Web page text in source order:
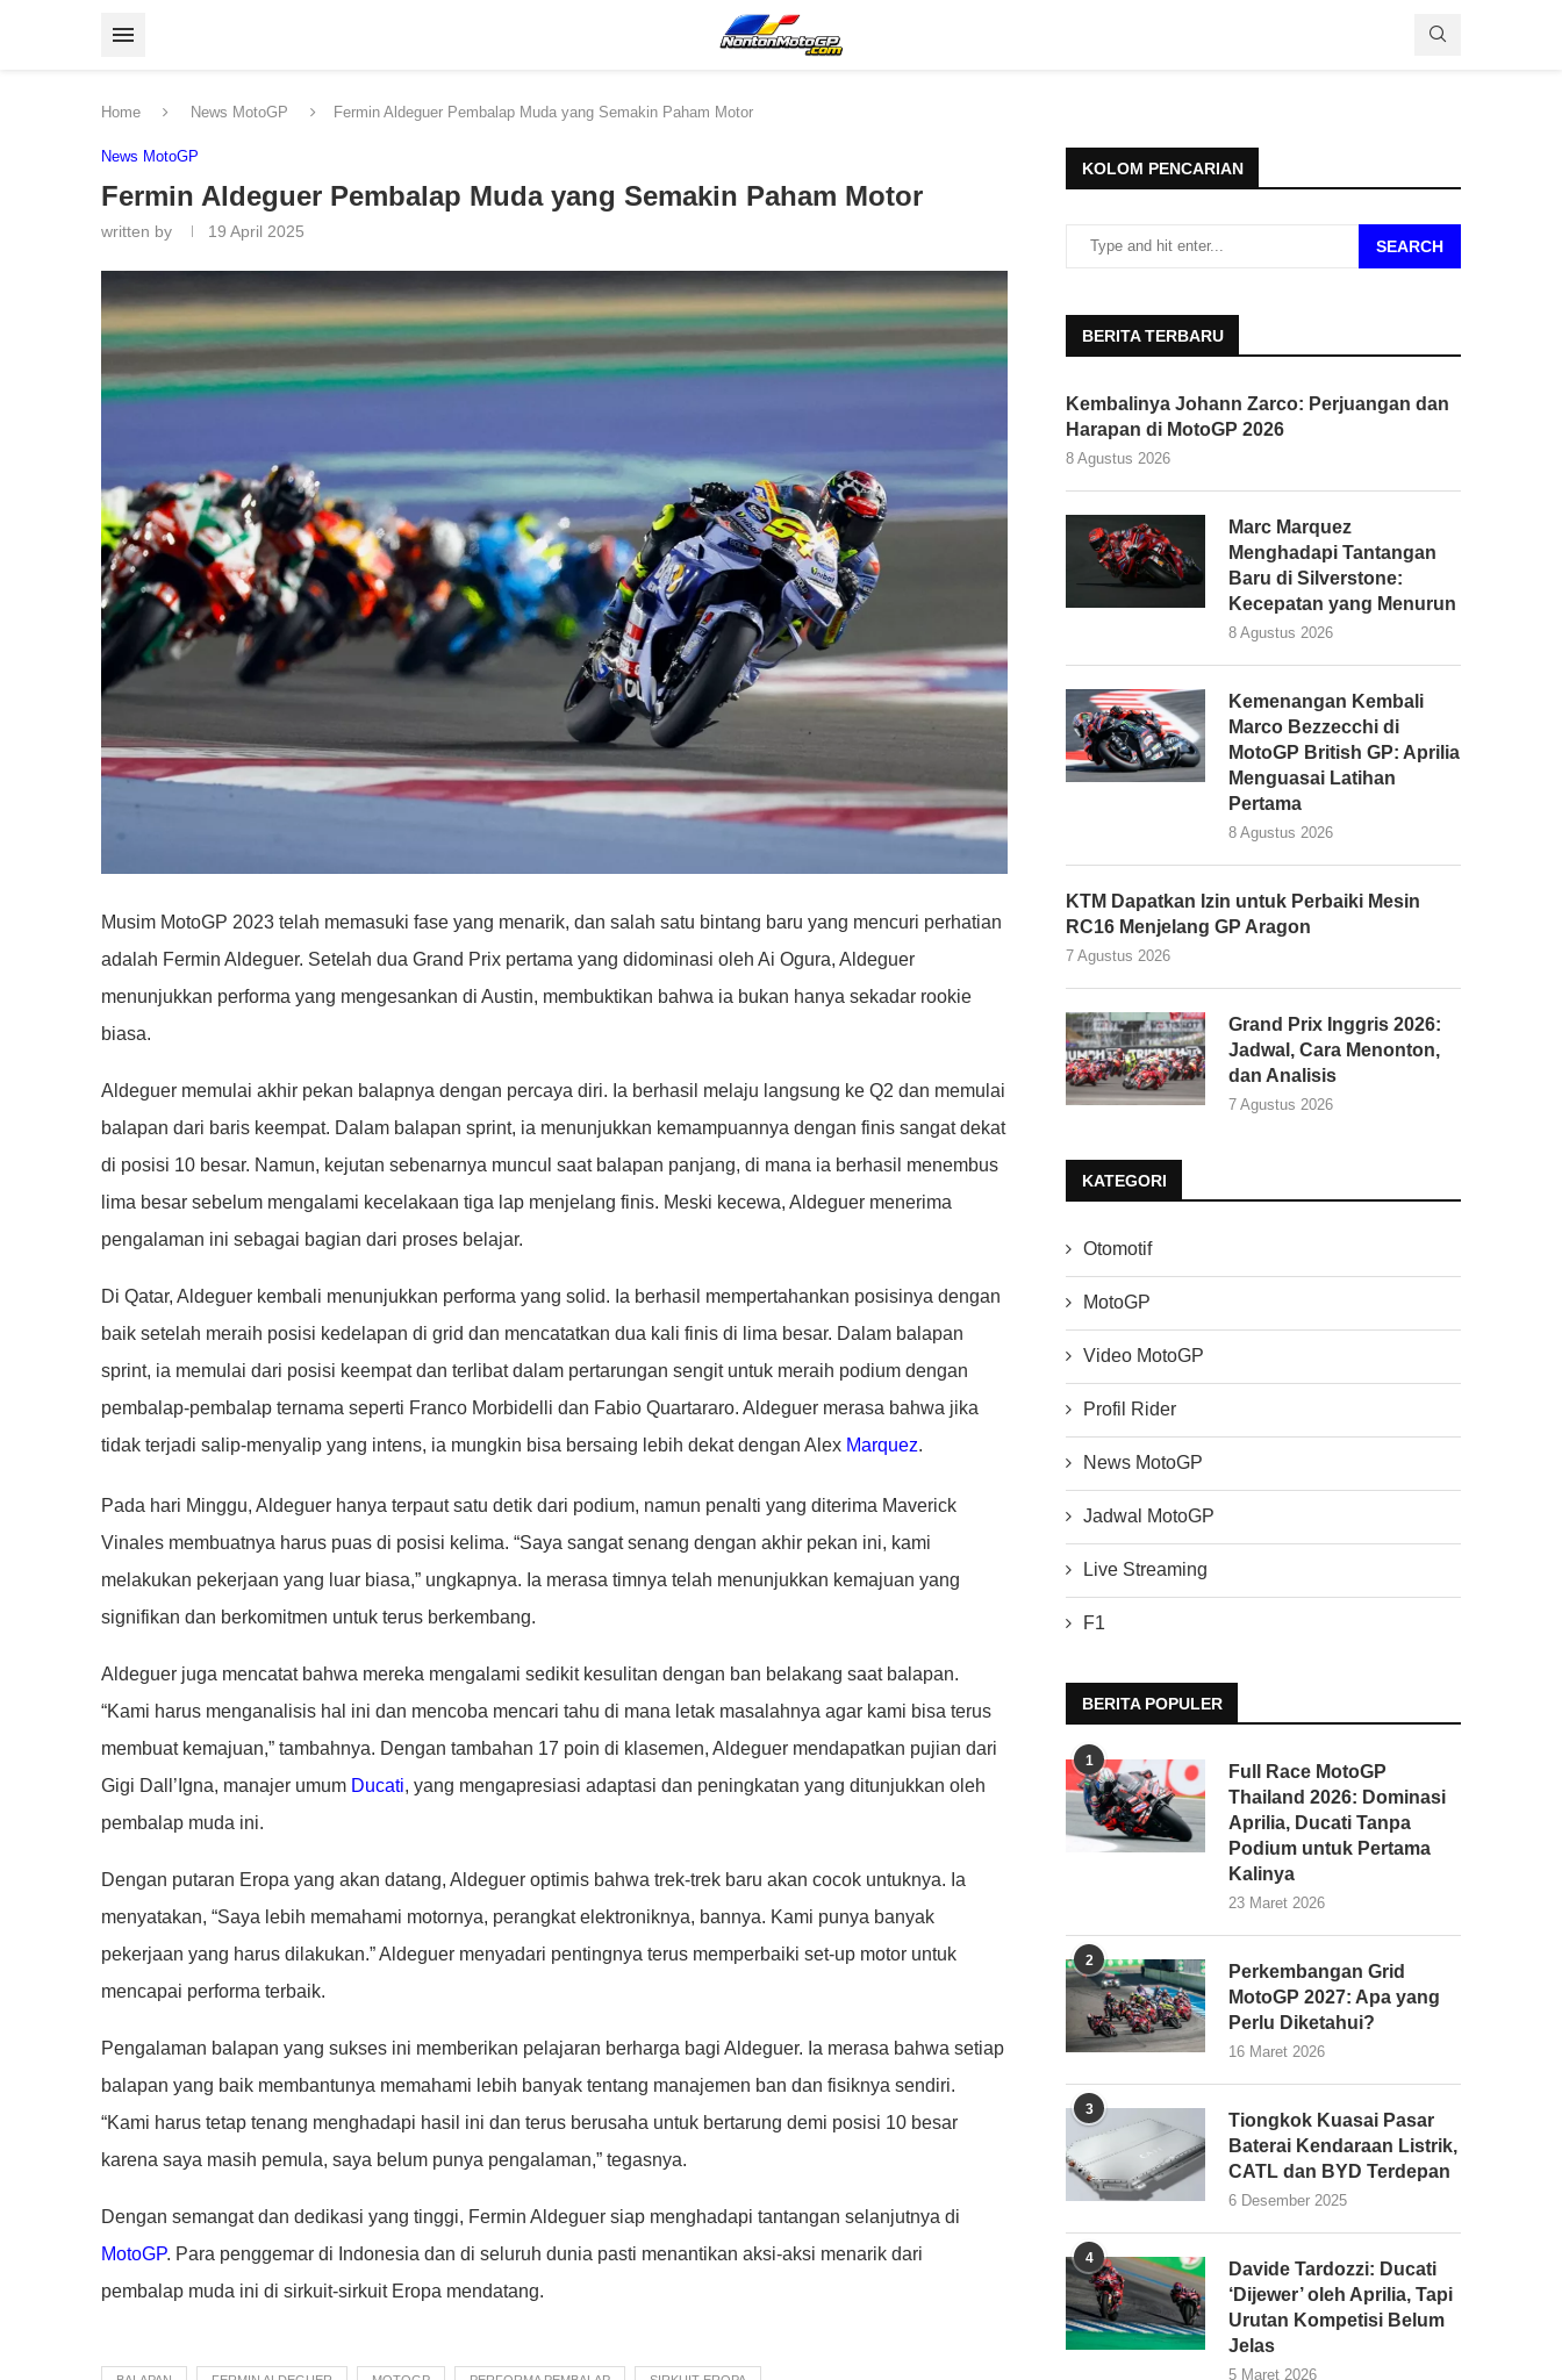
Home News MotoGP Fermin Aldeguer Pembalap Muda yang Semakin Paham Motor
News MotoGP
Fermin Aldeguer Pembalap Muda yang Semakin Paham Motor
written by 19 April 2025
Musim MotoGP 2023 telah memasuki fase yang menarik, dan salah satu bintang baru yang mencuri perhatian
adalah Fermin Aldeguer. Setelah dua Grand Prix pertama yang didominasi oleh Ai Ogura, Aldeguer
menunjukkan performa yang mengesankan di Austin, membuktikan bahwa ia bukan hanya sekadar rookie
biasa.
Aldeguer memulai akhir pekan balapnya dengan percaya diri. Ia berhasil melaju langsung ke Q2 dan memulai
balapan dari baris keempat. Dalam balapan sprint, ia menunjukkan kemampuannya dengan finis sangat dekat
di posisi 10 besar. Namun, kejutan sebenarnya muncul saat balapan panjang, di mana ia berhasil menembus
lima besar sebelum mengalami kecelakaan tiga lap menjelang finis. Meski kecewa, Aldeguer menerima
pengalaman ini sebagai bagian dari proses belajar.
Di Qatar, Aldeguer kembali menunjukkan performa yang solid. Ia berhasil mempertahankan posisinya dengan
baik setelah meraih posisi kedelapan di grid dan mencatatkan dua kali finis di lima besar. Dalam balapan
sprint, ia memulai dari posisi keempat dan terlibat dalam pertarungan sengit untuk meraih podium dengan
pembalap-pembalap ternama seperti Franco Morbidelli dan Fabio Quartararo. Aldeguer merasa bahwa jika
tidak terjadi salip-menyalip yang intens, ia mungkin bisa bersaing lebih dekat dengan Alex Marquez.
Pada hari Minggu, Aldeguer hanya terpaut satu detik dari podium, namun penalti yang diterima Maverick
Vinales membuatnya harus puas di posisi kelima. “Saya sangat senang dengan akhir pekan ini, kami
melakukan pekerjaan yang luar biasa,” ungkapnya. Ia merasa timnya telah menunjukkan kemajuan yang
signifikan dan berkomitmen untuk terus berkembang.
Aldeguer juga mencatat bahwa mereka mengalami sedikit kesulitan dengan ban belakang saat balapan.
“Kami harus menganalisis hal ini dan mencoba mencari tahu di mana letak masalahnya agar kami bisa terus
membuat kemajuan,” tambahnya. Dengan tambahan 17 poin di klasemen, Aldeguer mendapatkan pujian dari
Gigi Dall’Igna, manajer umum Ducati, yang mengapresiasi adaptasi dan peningkatan yang ditunjukkan oleh
pembalap muda ini.
Dengan putaran Eropa yang akan datang, Aldeguer optimis bahwa trek-trek baru akan cocok untuknya. Ia
menyatakan, “Saya lebih memahami motornya, perangkat elektroniknya, bannya. Kami punya banyak
pekerjaan yang harus dilakukan.” Aldeguer menyadari pentingnya terus memperbaiki set-up motor untuk
mencapai performa terbaik.
Pengalaman balapan yang sukses ini memberikan pelajaran berharga bagi Aldeguer. Ia merasa bahwa setiap
balapan yang baik membantunya memahami lebih banyak tentang manajemen ban dan fisiknya sendiri.
“Kami harus tetap tenang menghadapi hasil ini dan terus berusaha untuk bertarung demi posisi 10 besar
karena saya masih pemula, saya belum punya pengalaman,” tegasnya.
Dengan semangat dan dedikasi yang tinggi, Fermin Aldeguer siap menghadapi tantangan selanjutnya di
MotoGP. Para penggemar di Indonesia dan di seluruh dunia pasti menantikan aksi-aksi menarik dari
pembalap muda ini di sirkuit-sirkuit Eropa mendatang.
KOLOM PENCARIAN
SEARCH
BERITA TERBARU
Kembalinya Johann Zarco: Perjuangan dan
Harapan di MotoGP 2026
8 Agustus 2026
Marc Marquez
Menghadapi Tantangan
Baru di Silverstone:
Kecepatan yang Menurun
8 Agustus 2026
Kemenangan Kembali
Marco Bezzecchi di
MotoGP British GP: Aprilia
Menguasai Latihan
Pertama
8 Agustus 2026
KTM Dapatkan Izin untuk Perbaiki Mesin
RC16 Menjelang GP Aragon
7 Agustus 2026
Grand Prix Inggris 2026:
Jadwal, Cara Menonton,
dan Analisis
7 Agustus 2026
KATEGORI
Otomotif
MotoGP
Video MotoGP
Profil Rider
News MotoGP
Jadwal MotoGP
Live Streaming
F1
BERITA POPULER
1
Full Race MotoGP
Thailand 2026: Dominasi
Aprilia, Ducati Tanpa
Podium untuk Pertama
Kalinya
23 Maret 2026
2
Perkembangan Grid
MotoGP 2027: Apa yang
Perlu Diketahui?
16 Maret 2026
3
Tiongkok Kuasai Pasar
Baterai Kendaraan Listrik,
CATL dan BYD Terdepan
6 Desember 2025
4
Davide Tardozzi: Ducati
‘Dijewer’ oleh Aprilia, Tapi
Urutan Kompetisi Belum
Jelas
5 Maret 2026